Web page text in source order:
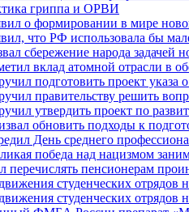
гриппа и ОРВИ
о формировании в мире
что РФ использовала бы
сбережение народа задачей
вклад атомной отрасли в
подготовить проект
правительству решить
утвердить проект по
обновить подходы к
День среднего
победа над нацизмом
перечислять пенсионерам
студенческих
студенческих